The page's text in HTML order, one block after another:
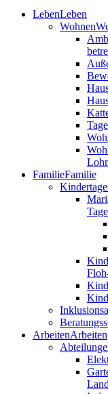
LebenLeben
Wohnen
FamilieFamilie
ArbeitenArbeiten